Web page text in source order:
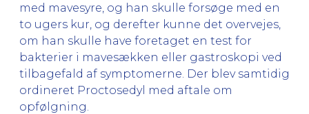
med mavesyre, og han skulle forsøge med en
to ugers kur, og derefter kunne det overvejes,
om han skulle have foretaget en test for
bakterier i mavesækken eller gastroskopi ved
tilbagefald af symptomerne. Der blev samtidig
ordineret Proctosedyl med aftale om
opfølgning.